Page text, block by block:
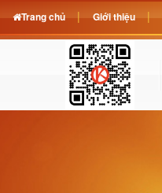
Trang chủ Giới thiệu